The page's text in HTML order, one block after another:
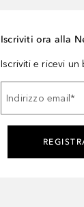
Iscriviti ora alla
Iscriviti e ricevi
Indirizzo email *